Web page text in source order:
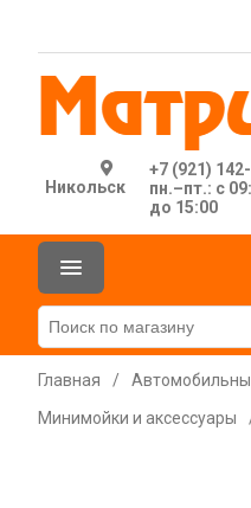
Никольск
+7 (921)
пн.–пт.: с
до 15:00
Главная /
Минимойки и аксессуары